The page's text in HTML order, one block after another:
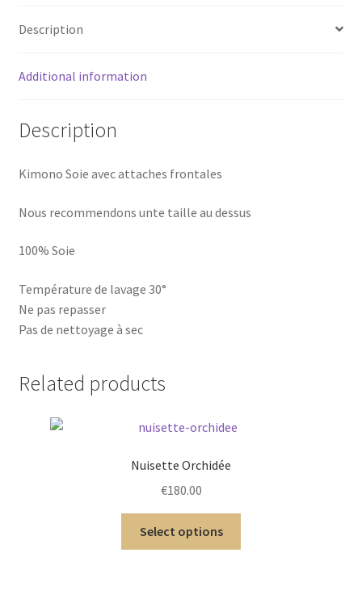
Description
Additional information
Description
Kimono Soie avec attaches frontales
Nous recommendons unte taille au dessus
100% Soie
Température de lavage 30°
Ne pas repasser
Pas de nettoyage à sec
Related products
Nuisette Orchidée
€180.00
Select options